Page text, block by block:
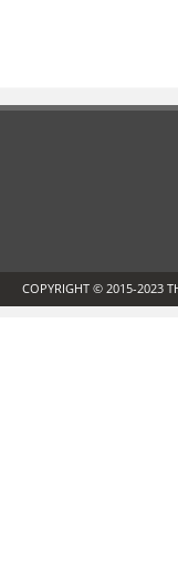
COPYRIGHT © 2015-2023